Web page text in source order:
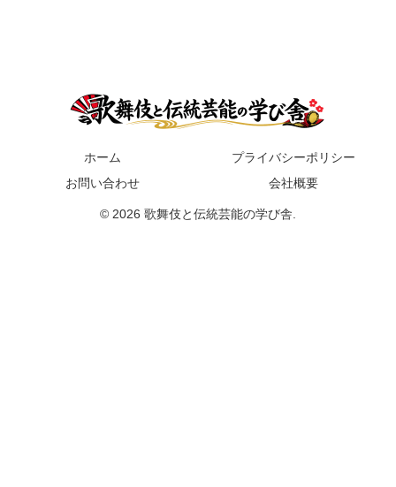
ホーム
プライバシーポリシー
お問い合わせ
会社概要
© 2026 歌舞伎と伝統芸能の学び舎.